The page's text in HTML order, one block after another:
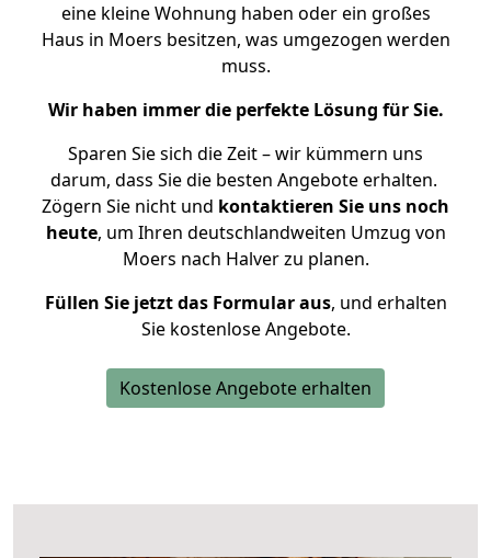
eine kleine Wohnung haben oder ein großes
Haus in Moers besitzen, was umgezogen werden
muss.
Wir haben immer die perfekte Lösung für Sie.
Sparen Sie sich die Zeit – wir kümmern uns
darum, dass Sie die besten Angebote erhalten.
Zögern Sie nicht und kontaktieren Sie uns noch
heute, um Ihren deutschlandweiten Umzug von
Moers nach Halver zu planen.
Füllen Sie jetzt das Formular aus, und erhalten
Sie kostenlose Angebote.
Kostenlose Angebote erhalten